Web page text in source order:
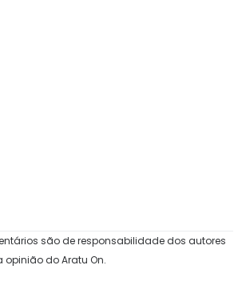
são de responsabilidade dos autores
opinião do Aratu On.